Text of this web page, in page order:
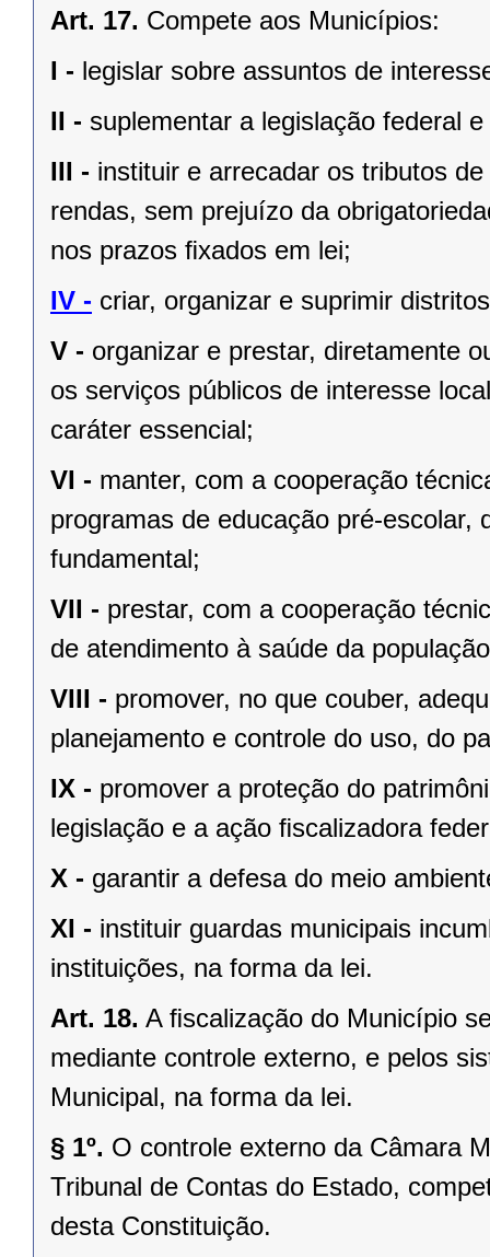
Art. 17. Compete aos Municípios:
I - legislar sobre assuntos de
II - suplementar a legislação federal
III - instituir e arrecadar os tributos
rendas, sem prejuízo da
nos prazos ﬁxados em lei;
IV - criar, organizar e suprimir
V - organizar e prestar, diretamente
os serviços públicos de interesse
caráter essencial;
VI - manter, com a cooperação
programas de educação pré-escolar,
fundamental;
VII - prestar, com a cooperação
de atendimento à saúde da
VIII - promover, no que couber,
planejamento e controle do uso, do
IX - promover a proteção do
legislação e a ação ﬁscalizadora
X - garantir a defesa do meio
XI - instituir guardas municipais
instituições, na forma da lei.
Art. 18. A ﬁscalização do Município
mediante controle externo, e pelos
Municipal, na forma da lei.
§ 1º. O controle externo da Câmara
Tribunal de Contas do Estado,
desta Constituição.